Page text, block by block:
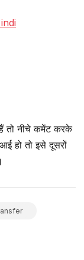
तो नीचे कमेंट करके
हो तो इसे दूसरों